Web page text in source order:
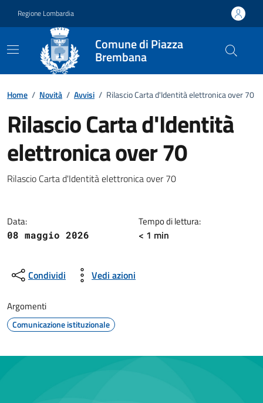
Regione Lombardia
Comune di Piazza
Brembana
Home / Novità / Avvisi / Rilascio Carta d'Identità elettronica over 70
Rilascio Carta d'Identità
elettronica over 70
Dettagli della notizia
Rilascio Carta d'Identità elettronica over 70
Data:
08 maggio 2026
Tempo di lettura:
< 1 min
Condividi Vedi azioni
Argomenti
Comunicazione istituzionale